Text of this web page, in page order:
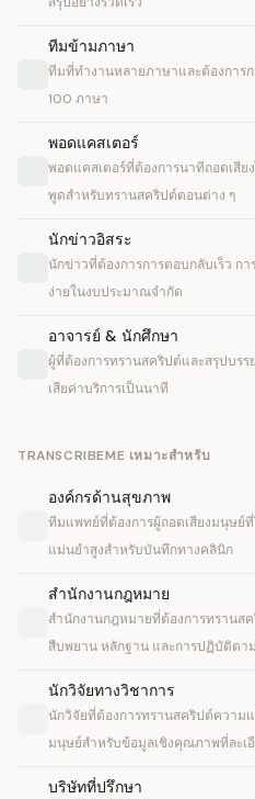
ทีมข้ามภาษา
ทีมที่ทำงานหลายภาษาและต้องการก
100 ภาษา
พอดแคสเตอร์
พอดแคสเตอร์ที่ต้องการนาทีถอดเสี
พูดสำหรับทรานสคริปต์ตอนต่าง ๆ
นักข่าวอิสระ
นักข่าวที่ต้องการการตอบกลับเร็ว ก
ง่ายในงบประมาณจำกัด
อาจารย์ & นักศึกษา
ผู้ที่ต้องการทรานสคริปต์และสรุปบร
เสียค่าบริการเป็นนาที
TRANSCRIBEME เหมาะสำหรับ
องค์กรด้านสุขภาพ
ทีมแพทย์ที่ต้องการผู้ถอดเสียงมนุษย์
แม่นยำสูงสำหรับบันทึกทางคลินิก
สำนักงานกฎหมาย
สำนักงานกฎหมายที่ต้องการทรานส
สืบพยาน หลักฐาน และการปฏิบัติตา
นักวิจัยทางวิชาการ
นักวิจัยที่ต้องการทรานสคริปต์ควา
มนุษย์สำหรับข้อมูลเชิงคุณภาพที่ละเ
บริษัทที่ปรึกษา